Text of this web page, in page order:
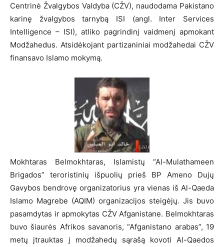
Centrinė Žvalgybos Valdyba (CŽV), naudodama Pakistano
karinę žvalgybos tarnybą ISI (angl. Inter Services
Intelligence – ISI), atliko pagrindinį vaidmenį apmokant
Modžahedus. Atsidėkojant partizaniniai modžahedai CŽV
finansavo Islamo mokymą.
Mokhtaras Belmokhtaras, Islamistų “Al-Mulathameen
Brigados” teroristinių išpuolių prieš BP Ameno Dujų
Gavybos bendrovę organizatorius yra vienas iš Al-Qaeda
Islamo Magrebe (AQIM) organizacijos steigėjų. Jis buvo
pasamdytas ir apmokytas CŽV Afganistane. Belmokhtaras
buvo šiaurės Afrikos savanoris, “Afganistano arabas”, 19
metų įtrauktas į modžahedų sąrašą kovoti Al-Qaedos